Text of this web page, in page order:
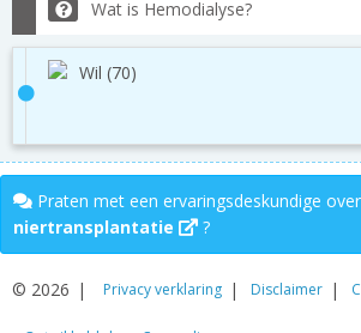
Wat is Hemodialyse?
Wil (70)
Praten met een ervaringsdeskundige over
niertransplantatie
?
© 2026 Privacy verklaring Disclaimer